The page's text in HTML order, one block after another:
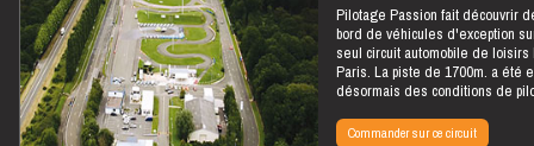
Pilotage Passion fait découvrir
bord de véhicules d'exception
seul circuit automobile de
Paris. La piste de 1700m. a été
désormais des conditions de
Commander sur ce circuit